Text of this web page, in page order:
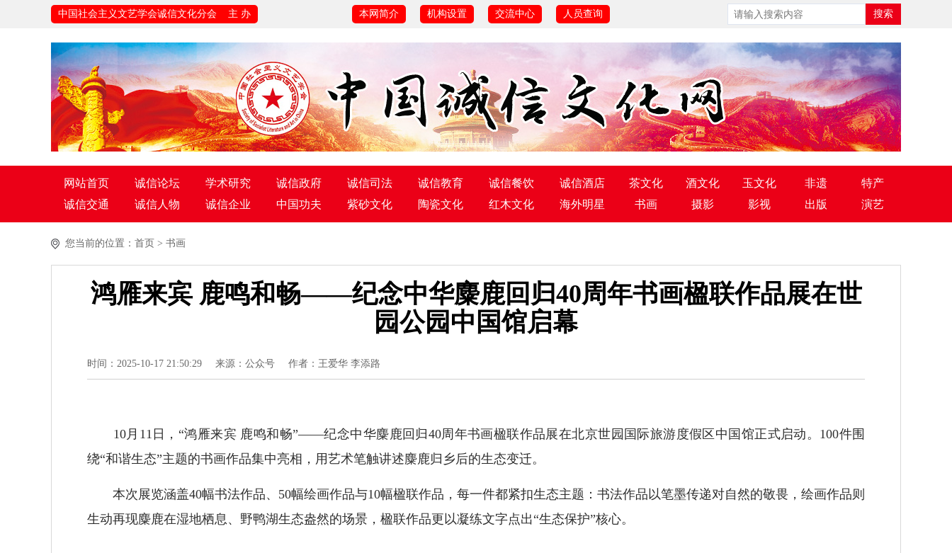
中国社会主义文艺学会诚信文化分会 主 办 本网简介 机构设置 交流中心 人员查询
网站首页 诚信论坛 学术研究 诚信政府 诚信司法 诚信教育 诚信餐饮 诚信酒店 茶文化 酒文化 玉文化 非遗
特产
诚信交通
诚信人物 诚信企业 中国功夫 紫砂文化 陶瓷文化 红木文化 海外明星 书画 摄影 影视 出版 演艺
您当前的位置： 首页 > 书画
鸿雁来宾 鹿鸣和畅——纪念中华麋鹿回归40周年书画楹联作品展在世
园公园中国馆启幕
时间：2025-10-17 21:50:29 来源：公众号 作者：王爱华 李添路
10月11日，“鸿雁来宾 鹿鸣和畅”——纪念中华麋鹿回归40周年书画楹联作品展在北京世园国际旅游度假区中国馆正式启动。100件围
绕“和谐生态”主题的书画作品集中亮相，用艺术笔触讲述麋鹿归乡后的生态变迁。
本次展览涵盖40幅书法作品、50幅绘画作品与10幅楹联作品，每一件都紧扣生态主题：书法作品以笔墨传递对自然的敬畏，绘画作品则
生动再现麋鹿在湿地栖息、野鸭湖生态盎然的场景，楹联作品更以凝练文字点出“生态保护”核心。